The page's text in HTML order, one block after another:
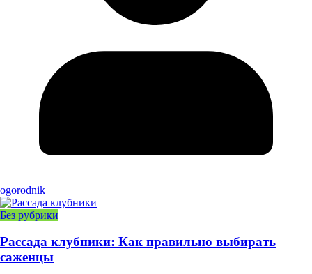
ogorodnik
Без рубрики
Рассада клубники: Как правильно выбирать
саженцы